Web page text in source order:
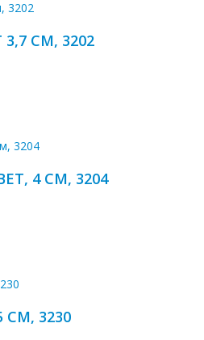
СМ, 3202
4 СМ, 3204
СМ, 3230